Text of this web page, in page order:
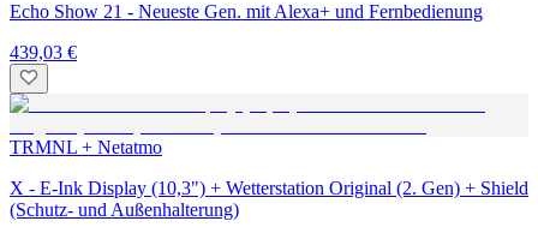
Echo Show 21 - Neueste Gen. mit Alexa+ und Fernbedienung
439,03 €
TRMNL + Netatmo
X - E-Ink Display (10,3") + Wetterstation Original (2. Gen) + Shield
(Schutz- und Außenhalterung)